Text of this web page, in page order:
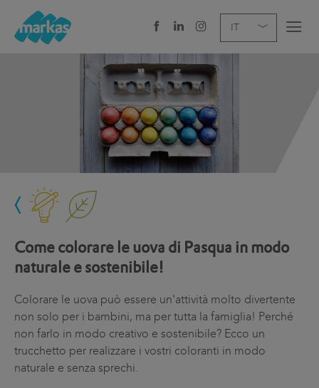
IT
DE
EN
NEWS
CAREER
SEDI E CONTATTI
Come colorare le uova di Pasqua in modo
naturale e sostenibile!
Colorare le uova può essere un'attività molto divertente
non solo per i bambini, ma per tutta la famiglia! Perché
non farlo in modo creativo e sostenibile? Ecco un
trucchetto per realizzare i vostri coloranti in modo
naturale e senza sprechi.